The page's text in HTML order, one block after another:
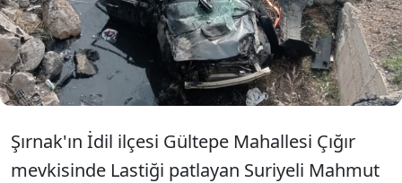
1 kişi öldü, 1’i ağır, 5 kişi de yaralandı.
Şırnak'ın İdil ilçesi Gültepe Mahallesi Çığır
mevkisinde Lastiği patlayan Suriyeli Mahmut